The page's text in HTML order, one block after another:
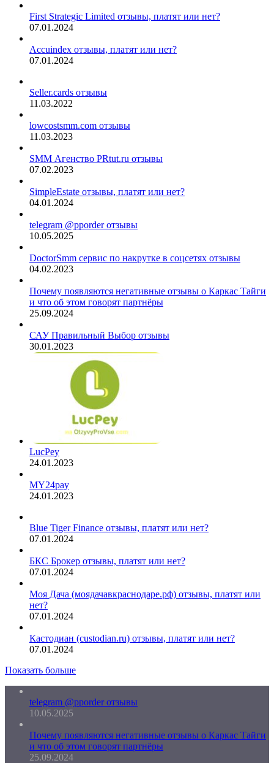
First Strategic Limited отзывы, платят или нет?
07.01.2024
Accuindex отзывы, платят или нет?
07.01.2024
Seller.cards отзывы
11.03.2022
lowcostsmm.com отзывы
11.03.2023
SMM Агенство PRtut.ru отзывы
07.02.2023
SimpleEstate отзывы, платят или нет?
04.01.2024
telegram @pporder отзывы
10.05.2025
DoctorSmm сервис по накрутке в соцсетях отзывы
04.02.2023
Почему появляются негативные отзывы о Каркас Тайги
и что об этом говорят партнёры
25.09.2024
САУ Правильный Выбор отзывы
30.01.2023
LucPey
24.01.2023
MY24pay
24.01.2023
Blue Tiger Finance отзывы, платят или нет?
07.01.2024
БКС Брокер отзывы, платят или нет?
07.01.2024
Моя Дача (моядачавкраснодаре.рф) отзывы, платят или
нет?
07.01.2024
Кастодиан (custodian.ru) отзывы, платят или нет?
07.01.2024
Показать больше
telegram @pporder отзывы
10.05.2025
Почему появляются негативные отзывы о Каркас Тайги
и что об этом говорят партнёры
25.09.2024